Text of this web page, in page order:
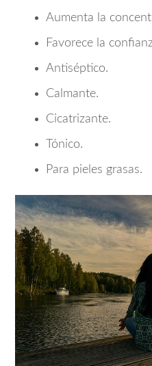
Aumenta la
Favorece la
Antiséptico.
Calmante.
Cicatrizante.
Tónico.
Para pieles grasas.